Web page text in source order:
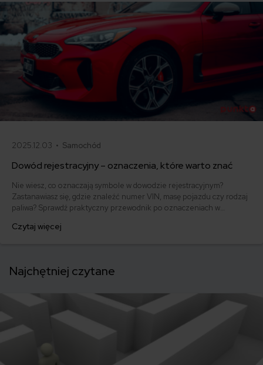
2025.12.03 • Samochód
Dowód rejestracyjny – oznaczenia, które warto znać
Nie wiesz, co oznaczają symbole w dowodzie rejestracyjnym?
Zastanawiasz się, gdzie znaleźć numer VIN, masę pojazdu czy rodzaj
paliwa? Sprawdź praktyczny przewodnik po oznaczeniach w
dokument i które informacje mogą przydać się podczas tankowania,
Czytaj więcej
Najchętniej czytane